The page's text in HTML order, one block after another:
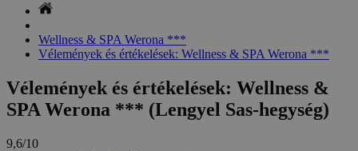
Wellness & SPA Werona ***
Vélemények és értékelések: Wellness & SPA Werona ***
Vélemények és értékelések: Wellness &
SPA Werona *** (Lengyel Sas-hegység)
9,6/10